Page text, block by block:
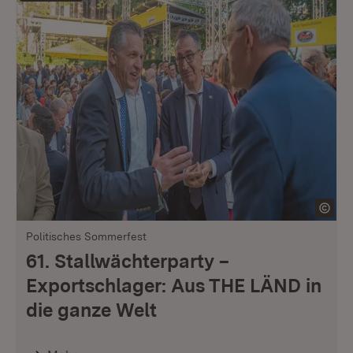
Politisches Sommerfest
61. Stallwächterparty –
Exportschlager: Aus THE LÄND in
die ganze Welt